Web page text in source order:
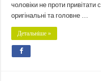
чоловіки не проти
оригінальні та головне …
Детальніше »